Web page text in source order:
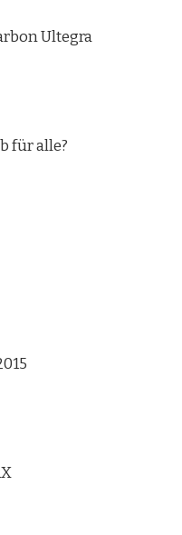
Ultegra
für alle?